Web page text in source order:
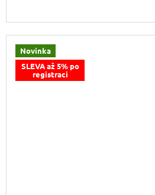
Novinka
SLEVA až 5% po
registraci